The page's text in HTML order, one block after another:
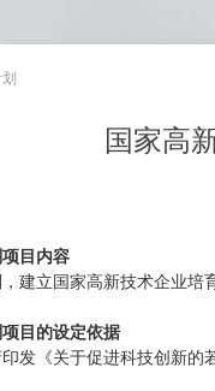
国家高
目内容
建立国家高新技术企业培
目的设定依据
发《关于促进科技创新的